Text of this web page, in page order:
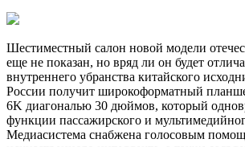
Шестиместный салон новой модели
еще не показан, но вряд ли он будет
внутреннего убранства китайского
России получит широкоформатный
6K диагональю 30 дюймов, который
функции пассажирского и
Медиасистема снабжена голосовым